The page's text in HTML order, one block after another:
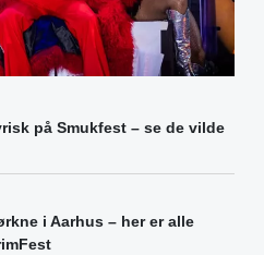
på Smukfest – se de vilde
i Aarhus – her er alle